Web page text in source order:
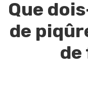
Que
de
de